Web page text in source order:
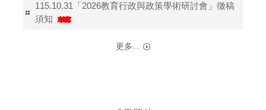
115.10.31「2026教育行政與政策學術研討會」徵稿
須知
更多...